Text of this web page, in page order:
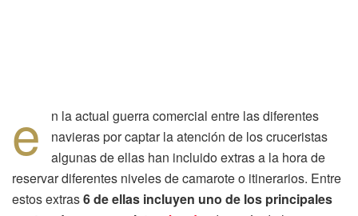
e
n la actual guerra comercial entre las diferentes
navieras por captar la atención de los cruceristas
algunas de ellas han incluido extras a la hora de
reservar diferentes niveles de camarote o itinerarios. Entre
estos extras6 de ellas incluyen uno de los principales